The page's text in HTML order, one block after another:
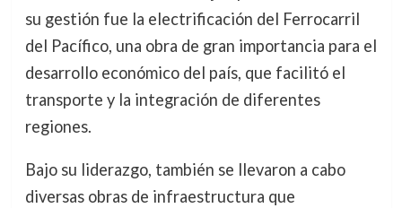
su gestión fue la electrificación del Ferrocarril
del Pacífico, una obra de gran importancia para el
desarrollo económico del país, que facilitó el
transporte y la integración de diferentes
regiones.
Bajo su liderazgo, también se llevaron a cabo
diversas obras de infraestructura que